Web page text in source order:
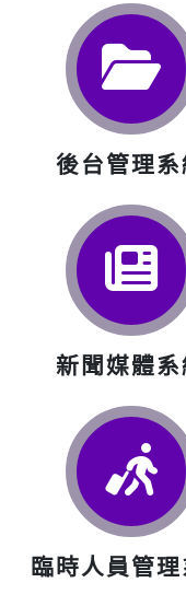
後台管理系
新聞媒體系
臨時人員管理